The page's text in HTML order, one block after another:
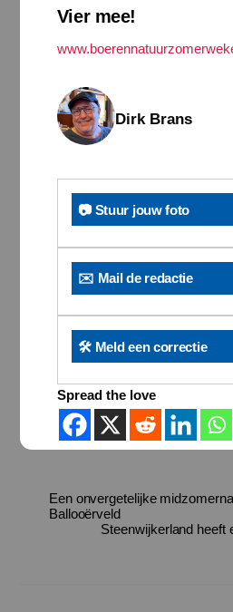
Vier mee!
Dirk Brans
📷 Stuur jouw foto
✉️ Mail de redactie
🛠️ Meld een correctie
Spread the love
Een onvergetelijke
Ballooërveld
Steenwijkerland heeft